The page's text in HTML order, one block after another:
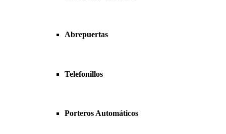
Abrepuertas
Telefonillos
Porteros Automáticos